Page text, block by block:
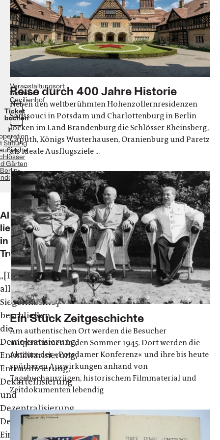
(SPSG)
Termine:
23.
Juni
2020
bis
31.
2020
Veranstaltungsort:
Schloss
Cecilienhof
Ticket
buchen
In
Stiftung
Gärten
Berlin-
Alles
liegt
in
Trümmern
„[Die
alliierten
Siegermächte]
beschließen
die
Demokratisierung,
Entmilitarisierung,
Entnazifizierung,
Dekartellisierung
und
Dezentralisierung
Deutschlands.
Einig
Reise durch 400 Jahre Historie
Neben den weltberühmten Hohenzollernresidenzen
Sanssouci in Potsdam und Charlottenburg in Berlin
locken im Land Brandenburg die Schlösser Rheinsberg,
Caputh, Königs Wusterhausen, Oranienburg und Paretz
als ideale Ausflugsziele ...
Ein Stück Zeitgeschichte
Am authentischen Ort werden die Besucher
mitgenommen in den Sommer 1945. Dort werden die
Akteure der »Potsdamer Konferenz« und ihre bis heute
spürbaren Auswirkungen anhand von
Tagebuchauszügen, historischem Filmmaterial und
Zeitdokumenten lebendig